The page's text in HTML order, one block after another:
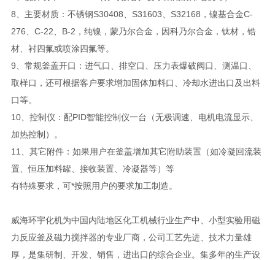
8、主要材质：不锈钢S30408、S31603、S32168，镍基合金C-
276、C-22、B-2，纯镍，蒙乃尔合金，因科乃尔合金，钛材，锆
材、衬四氟或喷涂四氟等。
9、常规釜盖开口：进气口、排空口、压力表爆破阀口、测温口、
取样口，还可根据客户要求增加固体加料口、冷却水进出口及出料
口等。
10、控制仪：配PID智能控制仪一台（无极调速、电机电流显示、
加热控制）。
11、其它附件：如果用户在釜盖增加其它附助装置（如冷凝回流装
置、恒压加料罐、接收装置、冷凝器等）等
有特殊要求，可*按照用户的要求加工制造。
威海环宇化机为中国内陆地区化工机械行业生产中、小型实验用磁
力反应釜及磁力搅拌器的专业厂商，公司工艺先进、技术力量雄
厚，是集研制、开发、销售，进出口的综合企业。集多年的生产设